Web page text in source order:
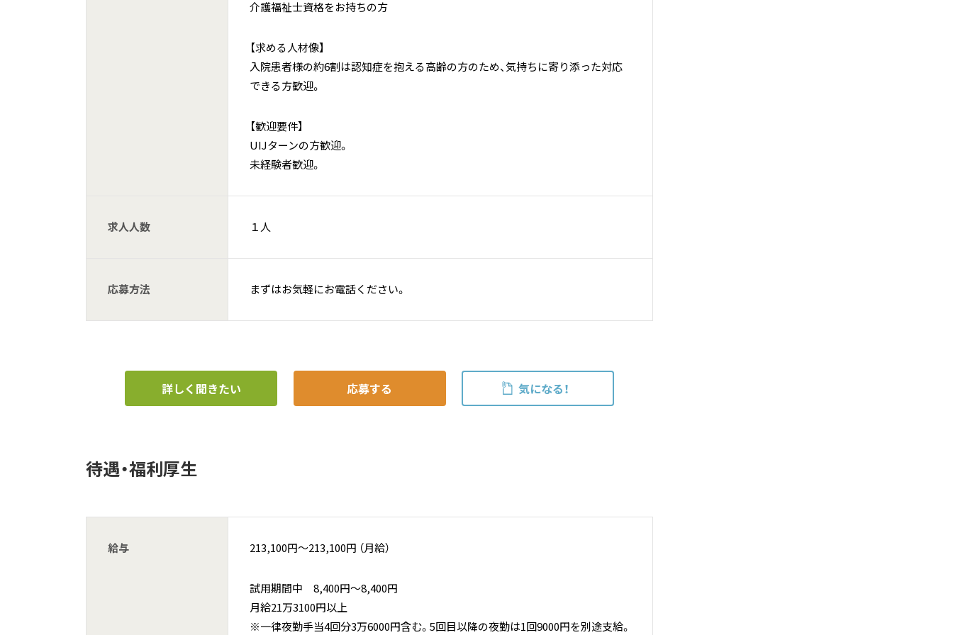
介護福祉士資格をお持ちの方
【求める人材像】
入院患者様の約6割は認知症を抱える高齢の方のため、気持ちに寄り添った対応
できる方歓迎。
【歓迎要件】
UIJターンの方歓迎。
未経験者歓迎。
求人人数 １人
応募方法 まずはお気軽にお電話ください。
詳しく聞きたい 応募する 気になる！
待遇・福利厚生
給与 213,100円〜213,100円 （月給）
試用期間中 8,400円〜8,400円
月給21万3100円以上
※一律夜勤手当4回分3万6000円含む。5回目以降の夜勤は1回9000円を別途支給。